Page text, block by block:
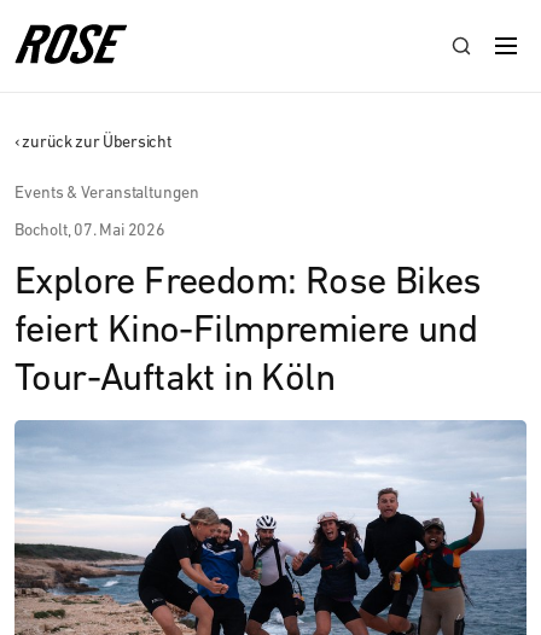
‹ zurück zur Übersicht
Events & Veranstaltungen
Bocholt, 07. Mai 2026
Explore Freedom: Rose Bikes
feiert Kino-Filmpremiere und
Tour-Auftakt in Köln